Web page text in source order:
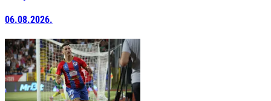
06.08.2026.